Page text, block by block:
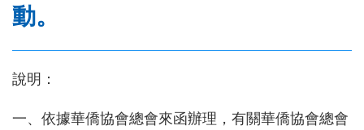
動。
說明：
一、依據華僑協會總會來函辦理，有關華僑協會總會